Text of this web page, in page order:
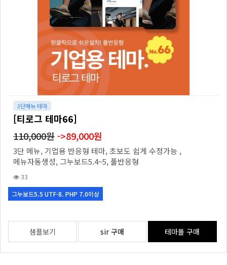
3단메뉴 테마
[티로그 테마66]
110,000원->89,000원
3단 메뉴, 기업용 반응형 테마, 초보도 쉽게 수정가능 ,
메뉴자동생성, 그누보드5.4~5, 풀반응형
33
그누보드5.5 UTF-8. PHP 7.0이상
샘플보기 sir 구매 테마몰 구매